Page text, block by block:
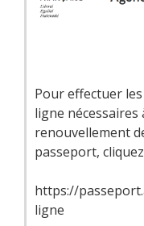
Pour effectuer
ligne
renouvellement
passeport,
https://
ligne